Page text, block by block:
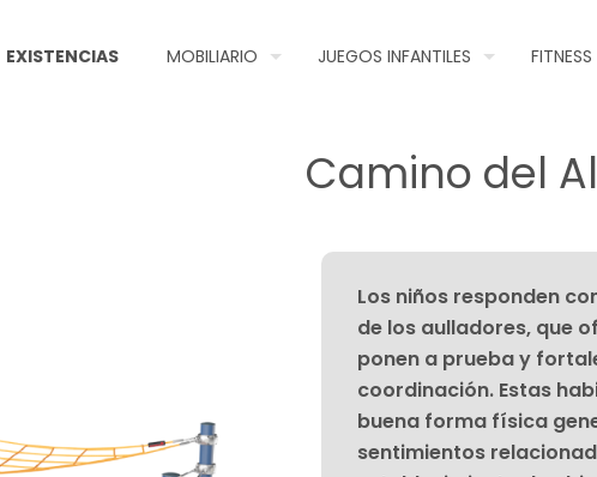
EXISTENCIAS MOBILIARIO JUEGOS INFANTILES FITNESS
Camino del
Los niños responden
de los aulladores, que
ponen a prueba y
coordinación. Estas
buena forma física
sentimientos